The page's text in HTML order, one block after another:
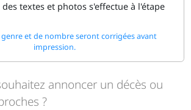
textes et photos s'effectue à l'étape
genre et de nombre seront corrigées avant
impression.
annoncer un décès ou
?